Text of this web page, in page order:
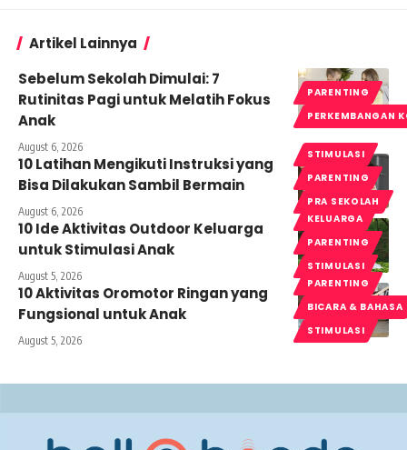
Artikel Lainnya
PARENTING
PERKEMBANGAN
Sebelum Sekolah Dimulai: 7
Rutinitas Pagi untuk Melatih Fokus
Anak
August 6, 2026
STIMULASI
PARENTING
PRA SEKOLAH
10 Latihan Mengikuti Instruksi yang
Bisa Dilakukan Sambil Bermain
August 6, 2026
KELUARGA
PARENTING
STIMULASI
10 Ide Aktivitas Outdoor Keluarga
untuk Stimulasi Anak
August 5, 2026
PARENTING
BICARA & BAHASA
STIMULASI
10 Aktivitas Oromotor Ringan yang
Fungsional untuk Anak
August 5, 2026